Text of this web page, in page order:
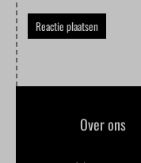
Over ons